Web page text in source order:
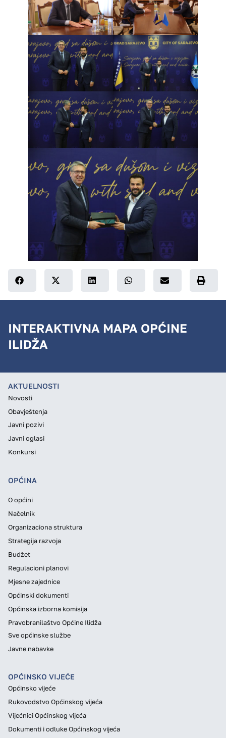
INTERAKTIVNA MAPA OPĆINE
ILIDŽA
AKTUELNOSTI
Novosti
Obavještenja
Javni pozivi
Javni oglasi
Konkursi
OPĆINA
O općini
Načelnik
Organizaciona struktura
Strategija razvoja
Budžet
Regulacioni planovi
Mjesne zajednice
Općinski dokumenti
Općinska izborna komisija
Pravobranilaštvo Općine Ilidža
Sve općinske službe
Javne nabavke
OPĆINSKO VIJEĆE
Općinsko vijeće
Rukovodstvo Općinskog vijeća
Vijećnici Općinskog vijeća
Dokumenti i odluke Općinskog vijeća